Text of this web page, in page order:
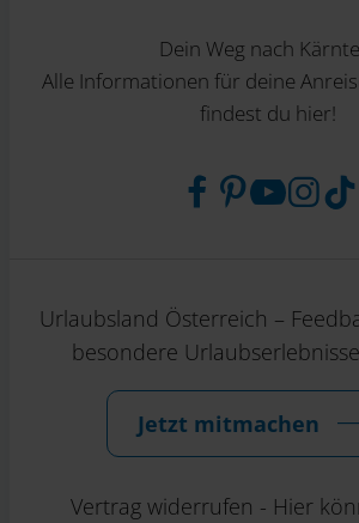
Dein Weg nach
Alle Informationen für deine
findest du hier!
Urlaubsland Österreich –
besondere
Jetzt mitmachen
Vertrag widerrufen - Hier